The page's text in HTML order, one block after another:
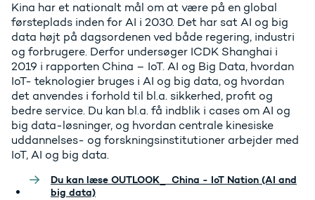
Kina har et nationalt mål om at være på en global
førsteplads inden for AI i 2030. Det har sat AI og big
data højt på dagsordenen ved både regering, industri
og forbrugere. Derfor undersøger ICDK Shanghai i
2019 i rapporten China – IoT. AI og Big Data, hvordan
IoT- teknologier bruges i AI og big data, og hvordan
det anvendes i forhold til bl.a. sikkerhed, profit og
bedre service. Du kan bl.a. få indblik i cases om AI og
big data-løsninger, og hvordan centrale kinesiske
uddannelses- og forskningsinstitutioner arbejder med
IoT, AI og big data.
Du kan læse OUTLOOK_ China - IoT Nation (AI and
big data)